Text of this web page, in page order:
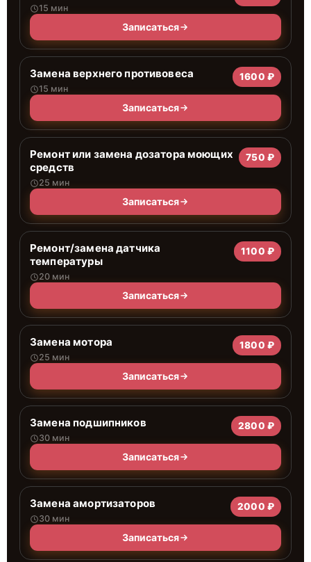
15 мин
Записаться
Замена верхнего противовеса
15 мин
1600 ₽
Записаться
Ремонт или замена дозатора моющих
средств
25 мин
750 ₽
Записаться
Ремонт/замена датчика
температуры
20 мин
1100 ₽
Записаться
Замена мотора
25 мин
1800 ₽
Записаться
Замена подшипников
30 мин
2800 ₽
Записаться
Замена амортизаторов
30 мин
2000 ₽
Записаться